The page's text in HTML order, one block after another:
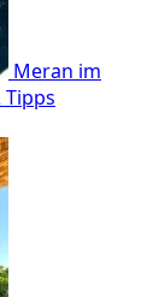
Meran im